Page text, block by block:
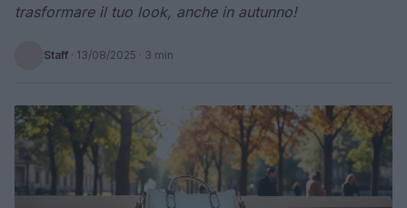
trasformare il tuo look, anche in autunno!
Staff · 13/08/2025 · 3 min